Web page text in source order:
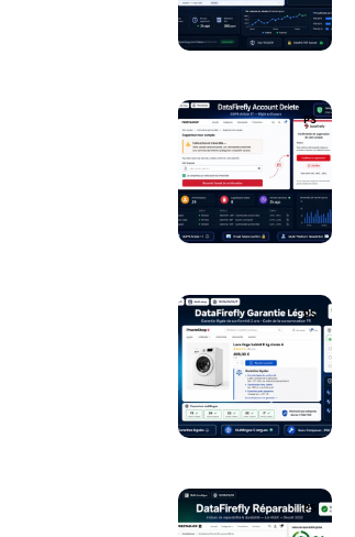
PS
PS
PS